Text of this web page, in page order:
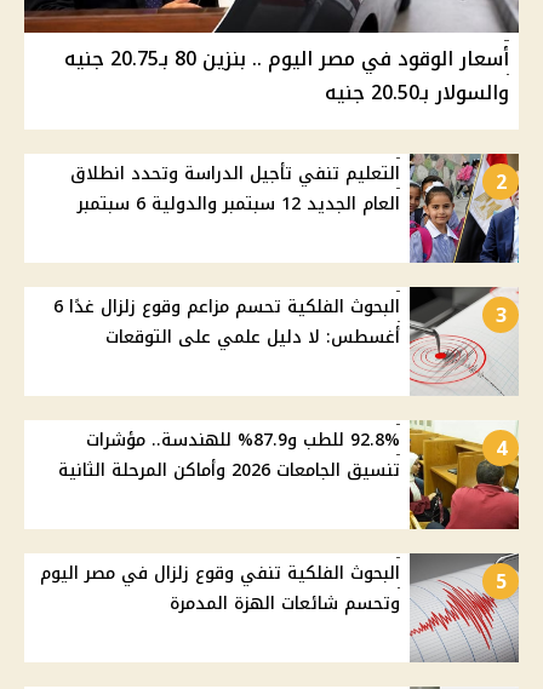
أسعار الوقود في مصر اليوم .. بنزين 80 بـ20.75 جنيه
والسولار بـ20.50 جنيه
2
التعليم تنفي تأجيل الدراسة وتحدد انطلاق
العام الجديد 12 سبتمبر والدولية 6 سبتمبر
3
البحوث الفلكية تحسم مزاعم وقوع زلزال غدًا 6
أغسطس: لا دليل علمي على التوقعات
4
92.8% للطب و87.9% للهندسة.. مؤشرات
تنسيق الجامعات 2026 وأماكن المرحلة الثانية
5
البحوث الفلكية تنفي وقوع زلزال في مصر اليوم
وتحسم شائعات الهزة المدمرة